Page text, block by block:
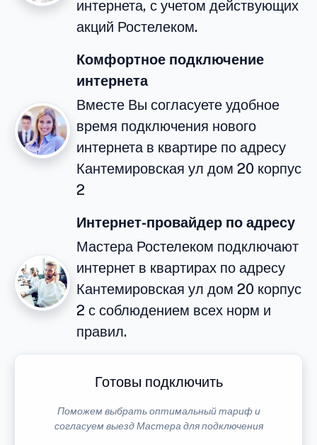
интернета, с учетом действующих
акций Ростелеком.
Комфортное подключение
интернета
Вместе Вы согласуете удобное
время подключения нового
интернета в квартире по адресу
Кантемировская ул дом 20 корпус
2
Интернет-провайдер по адресу
Мастера Ростелеком подключают
интернет в квартирах по адресу
Кантемировская ул дом 20 корпус
2 с соблюдением всех норм и
правил.
Готовы подключить
Поможем выбрать оптимальный тариф и
согласуем выезд Мастера для подключения